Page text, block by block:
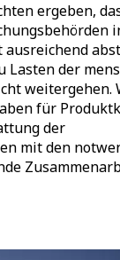
ergeben,
Lasten der
weitergehen.
für
der
mit den